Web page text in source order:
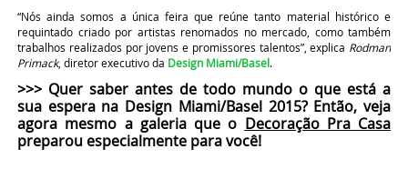
“Nós ainda somos a única feira que reúne tanto material histórico e
requintado criado por artistas renomados no mercado, como também
trabalhos realizados por jovens e promissores talentos”, explica Rodman
Primack, diretor executivo da Design Miami/Basel.
>>> Quer saber antes de todo mundo o que está a
sua espera na Design Miami/Basel 2015? Então, veja
agora mesmo a galeria que o Decoração Pra Casa
preparou especialmente para você!